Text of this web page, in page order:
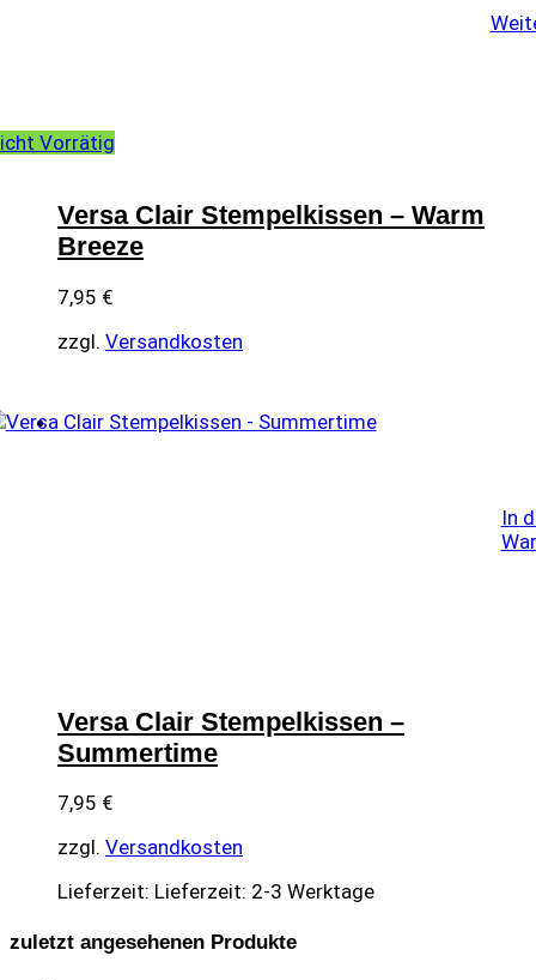
Vorrätig
Versa Clair Stempelkissen – Warm
Breeze
7,95 €
zzgl. Versandkosten
In
Versa Clair Stempelkissen –
Summertime
7,95 €
zzgl. Versandkosten
Lieferzeit: Lieferzeit: 2-3 Werktage
zuletzt angesehenen Produkte